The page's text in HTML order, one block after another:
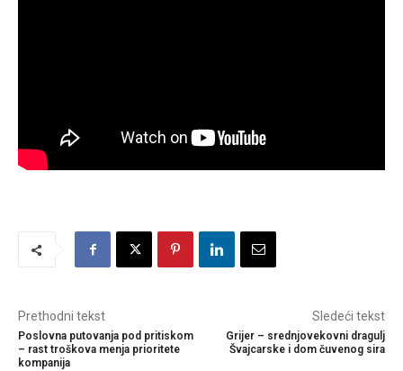
Prethodni tekst
Poslovna putovanja pod pritiskom
– rast troškova menja prioritete
kompanija
Sledeći tekst
Grijer – srednjovekovni dragulj
Švajcarske i dom čuvenog sira